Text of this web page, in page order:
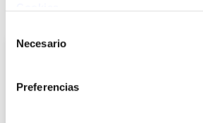
Necesario
Preferencias